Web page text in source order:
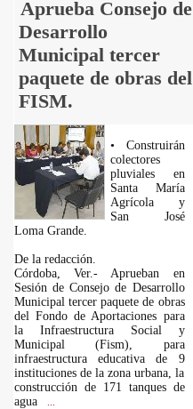
Aprueba Consejo de
Desarrollo
Municipal tercer
paquete de obras del
FISM.
• Construirán
colectores
pluviales en
Santa María
Agrícola y
San José
Loma Grande.
De la redacción.
Córdoba, Ver.- Aprueban en
Sesión de Consejo de Desarrollo
Municipal tercer paquete de obras
del Fondo de Aportaciones para
la Infraestructura Social y
Municipal (Fism), para
infraestructura educativa de 9
instituciones de la zona urbana, la
construcción de 171 tanques de
agua